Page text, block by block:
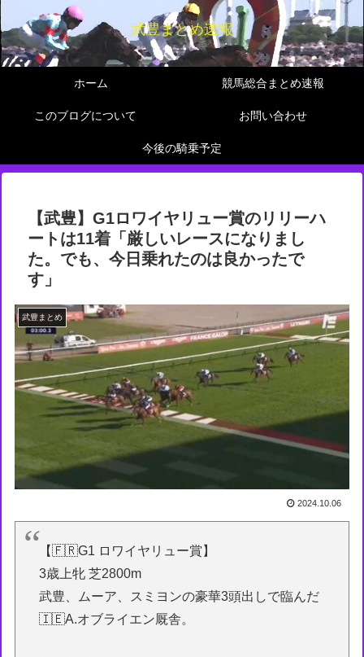
武豊まとめ速報
ホーム 競馬総合まとめ速報
このブログについて お問い合わせ
今後の騎乗予定
【武豊】G1ロワイヤリュー賞のリリーハ
ートは11着「厳しいレースになりまし
た。でも、今日乗れたのは良かったで
す」
武豊まとめ
2024.10.06
【🇫🇷G1 ロワイヤリュー賞】
3歳上牝 芝2800m
武豊、ムーア、スミヨンの豪華3頭出しで臨んだ
🇮🇪A.オブライエン厩舎。